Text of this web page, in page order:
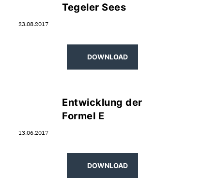
23.08.2017
Tegeler Sees
DOWNLOAD
13.06.2017
Entwicklung der
Formel E
DOWNLOAD